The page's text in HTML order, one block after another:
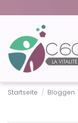
Startseite Bloggen